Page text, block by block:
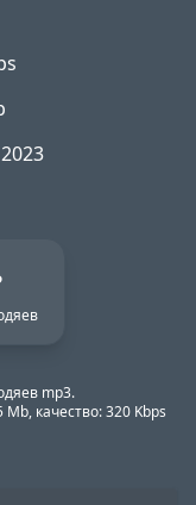
mp3.
качество: 320 Kbps